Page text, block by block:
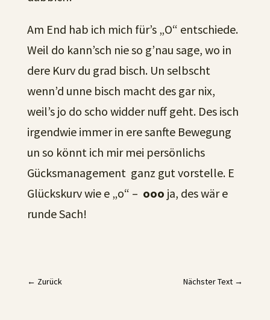
Am End hab ich mich für’s „O“ entschiede.
Weil do kann’sch nie so g’nau sage, wo in
dere Kurv du grad bisch. Un selbscht
wenn’d unne bisch macht des gar nix,
weil’s jo do scho widder nuff geht. Des isch
irgendwie immer in ere sanfte Bewegung
un so könnt ich mir mei persönlichs
Gücksmanagement ganz gut vorstelle. E
Glückskurv wie e „o“ – ooo ja, des wär e
runde Sach!
← Zurück Nächster Text →